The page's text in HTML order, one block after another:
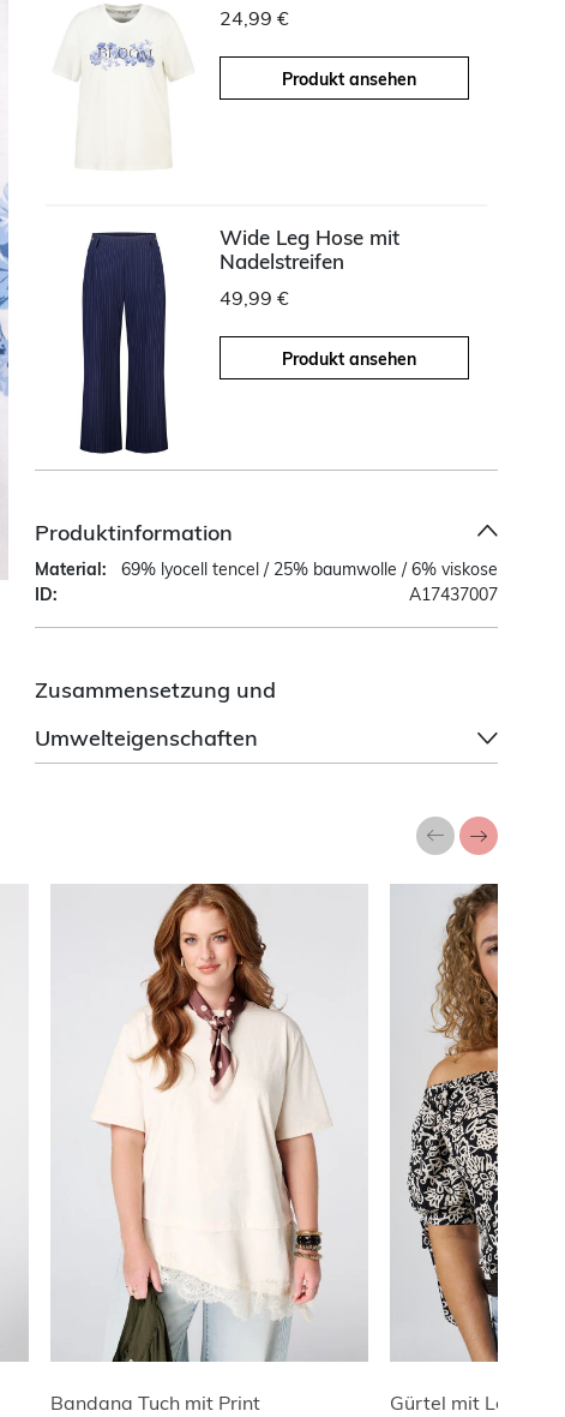
24,99 €
Produkt ansehen
Wide Leg Hose mit
Nadelstreifen
49,99 €
Produkt ansehen
Produktinformation
Material:
69% lyocell tencel / 25% baumwolle / 6% viskose
ID:
A17437007
Zusammensetzung und
Umwelteigenschaften
Bandana Tuch mit Print
Gürtel mit